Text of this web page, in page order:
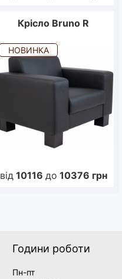
Крісло Bruno R
НОВИНКА
від 10116 до 10376 грн
Години роботи
Пн-пт